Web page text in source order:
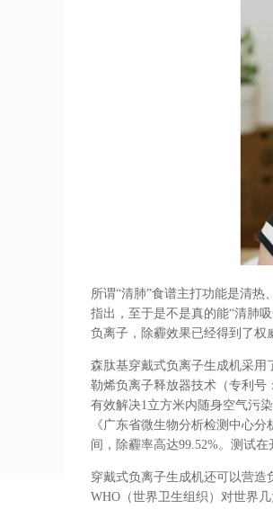
所谓“清肺”食谱主打功能是清
指出，至于是不是真的能“清肺
负离子，除霾效果已经得到了权
森肽基穿戴式负离子生成机采用
勒烯负离子释放器技术（专利号
有效解决1立方米内随身空气污
《广东省微生物分析检测中心
间，除霾率高达99.52%。测试
穿戴式负离子生成机还可以营
WHO（世界卫生组织）对世界